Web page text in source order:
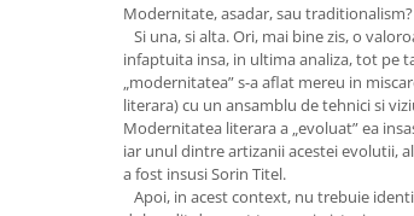
Modernitate, asadar, sau traditionalism?
Si una, si alta. Ori, mai bine zis, o
infaptuita insa, in ultima analiza, tot pe
„modernitatea” s-a aflat mereu in
literara) cu un ansamblu de tehnici si
Modernitatea literara a „evoluat” ea
iar unul dintre artizanii acestei evolutii,
a fost insusi Sorin Titel.
Apoi, in acest context, nu trebuie